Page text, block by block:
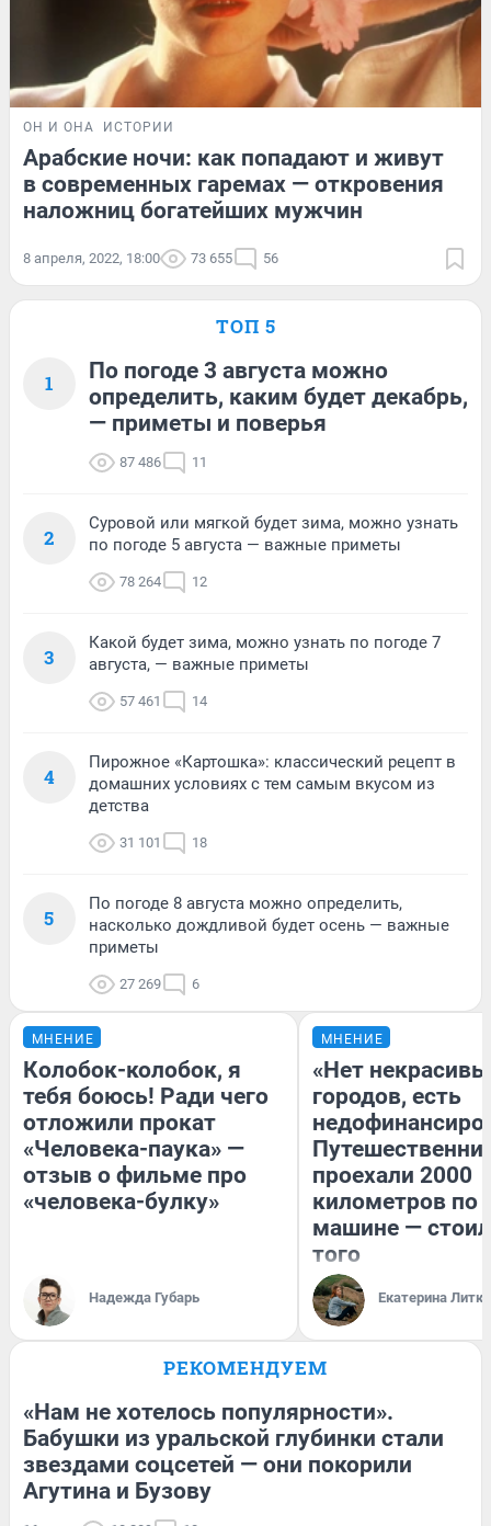
ОН И ОНА ИСТОРИИ
Арабские ночи: как попадают и живут
в современных гаремах — откровения
наложниц богатейших мужчин
8 апреля, 2022, 18:00 73 655 56
ТОП 5
1
По погоде 3 августа можно
определить, каким будет декабрь,
— приметы и поверья
87 486 11
2
Суровой или мягкой будет зима, можно узнать
по погоде 5 августа — важные приметы
78 264 12
3
Какой будет зима, можно узнать по погоде 7
августа, — важные приметы
57 461 14
4
Пирожное «Картошка»: классический рецепт в
домашних условиях с тем самым вкусом из
детства
31 101 18
5
По погоде 8 августа можно определить,
насколько дождливой будет осень — важные
приметы
27 269 6
МНЕНИЕ
Колобок-колобок, я
тебя боюсь! Ради чего
отложили прокат
«Человека-паука» —
отзыв о фильме про
«человека-булку»
Надежда Губарь
МНЕНИЕ
«Нет
городов, есть
проехали 2000
километров по
машине —
того
Екатерина
РЕКОМЕНДУЕМ
«Нам не хотелось популярности».
Бабушки из уральской глубинки стали
звездами соцсетей — они покорили
Агутина и Бузову